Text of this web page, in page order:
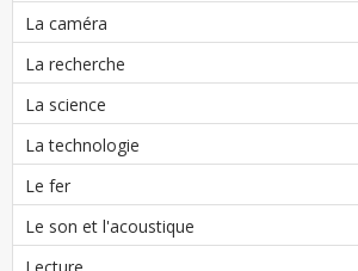
La caméra
La recherche
La science
La technologie
Le fer
Le son et l'acoustique